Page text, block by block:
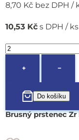
8,70 Kč bez DPH /
10,53 Kč s DPH / ks
+ −
Brusný prstenec